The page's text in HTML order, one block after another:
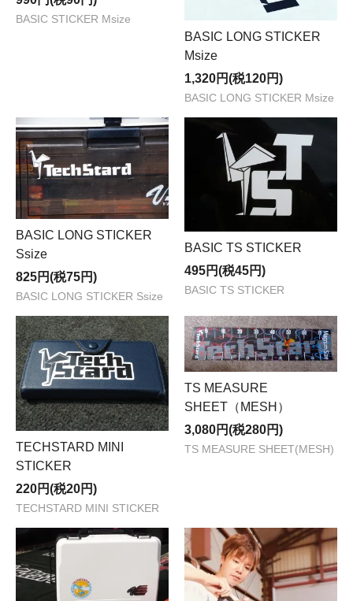
BASIC STICKER Msize
BASIC LONG STICKER
Msize
1,320円(税120円)
BASIC LONG STICKER Msize
BASIC LONG STICKER
Ssize
825円(税75円)
BASIC LONG STICKER Ssize
BASIC TS STICKER
495円(税45円)
BASIC TS STICKER
TECHSTARD MINI
STICKER
220円(税20円)
TECHSTARD MINI STICKER
TS MEASURE
SHEET（MESH）
3,080円(税280円)
TS MEASURE SHEET(MESH)